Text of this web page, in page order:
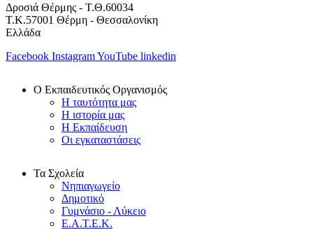
Δροσιά Θέρμης - Τ.Θ.60034
Τ.Κ.57001 Θέρμη - Θεσσαλονίκη
Ελλάδα
Facebook InstagramYouTube linkedin
Ο Εκπαιδευτικός Οργανισμός
Η ταυτότητα μας
Η ιστορία μας
Η Εκπαίδευση
Οι εγκαταστάσεις
Τα Σχολεία
Νηπιαγωγείο
Δημοτικό
Γυμνάσιο - Λύκειο
Ε.Α.Τ.Ε.Κ.